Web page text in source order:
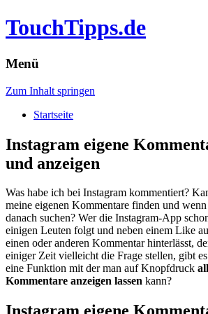
TouchTipps.de
Menü
Zum Inhalt springen
Startseite
Instagram eigene
und anzeigen
Was habe ich bei Instagram kommentiert?
meine eigenen Kommentare finden und
danach suchen? Wer die Instagram-App
einigen Leuten folgt und neben einem Like
einen oder anderen Kommentar hinterlässt,
einiger Zeit vielleicht die Frage stellen, gibt
eine Funktion mit der man auf Knopfdruck
Kommentare anzeigen lassen kann?